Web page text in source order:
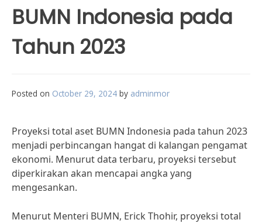
BUMN Indonesia pada
Tahun 2023
Posted on October 29, 2024 by adminmor
Proyeksi total aset BUMN Indonesia pada tahun 2023
menjadi perbincangan hangat di kalangan pengamat
ekonomi. Menurut data terbaru, proyeksi tersebut
diperkirakan akan mencapai angka yang
mengesankan.
Menurut Menteri BUMN, Erick Thohir, proyeksi total